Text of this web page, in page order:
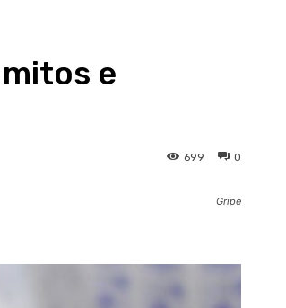
e
0
699
Gripe